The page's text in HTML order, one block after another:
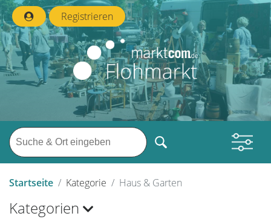
Registrieren
Startseite Kategorie Haus & Garten
Kategorien